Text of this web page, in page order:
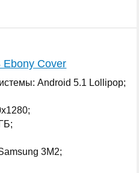
Cover
Android 5.1 Lollipop;
3M2;